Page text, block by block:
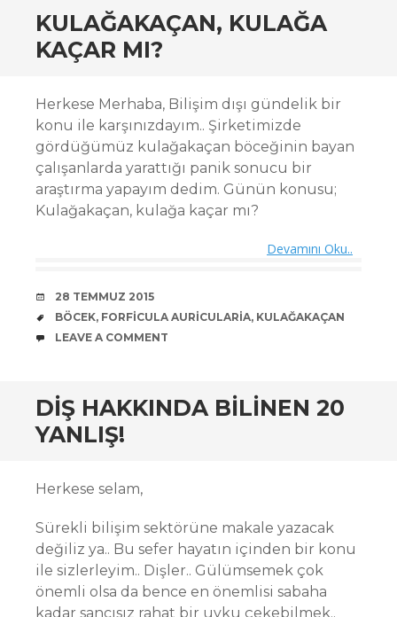
KULAĞAKAÇAN, KULAĞA
KAÇAR MI?
Herkese Merhaba, Bilişim dışı gündelik bir
konu ile karşınızdayım.. Şirketimizde
gördüğümüz kulağakaçan böceğinin bayan
çalışanlarda yarattığı panik sonucu bir
araştırma yapayım dedim. Günün konusu;
Kulağakaçan, kulağa kaçar mı?
Devamını Oku..
DATE
28 TEMMUZ 2015
TAGS
BÖCEK, FORFICULA AURICULARIA, KULAĞAKAÇAN
COMMENTS
LEAVE A COMMENT
DIŞ HAKKINDA BILINEN 20
YANLIŞ!
Herkese selam,
Sürekli bilişim sektörüne makale yazacak
değiliz ya.. Bu sefer hayatın içinden bir konu
ile sizlerleyim.. Dişler.. Gülümsemek çok
önemli olsa da bence en önemlisi sabaha
kadar sancısız rahat bir uyku çekebilmek..